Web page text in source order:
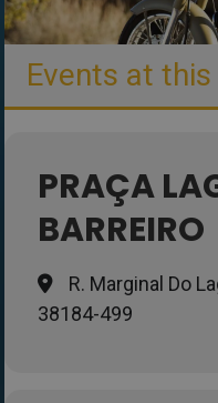
Events at
PRAÇA
BARREIRO
R. Marginal Do
38184-499